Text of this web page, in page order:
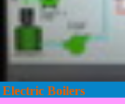
Electric Boilers